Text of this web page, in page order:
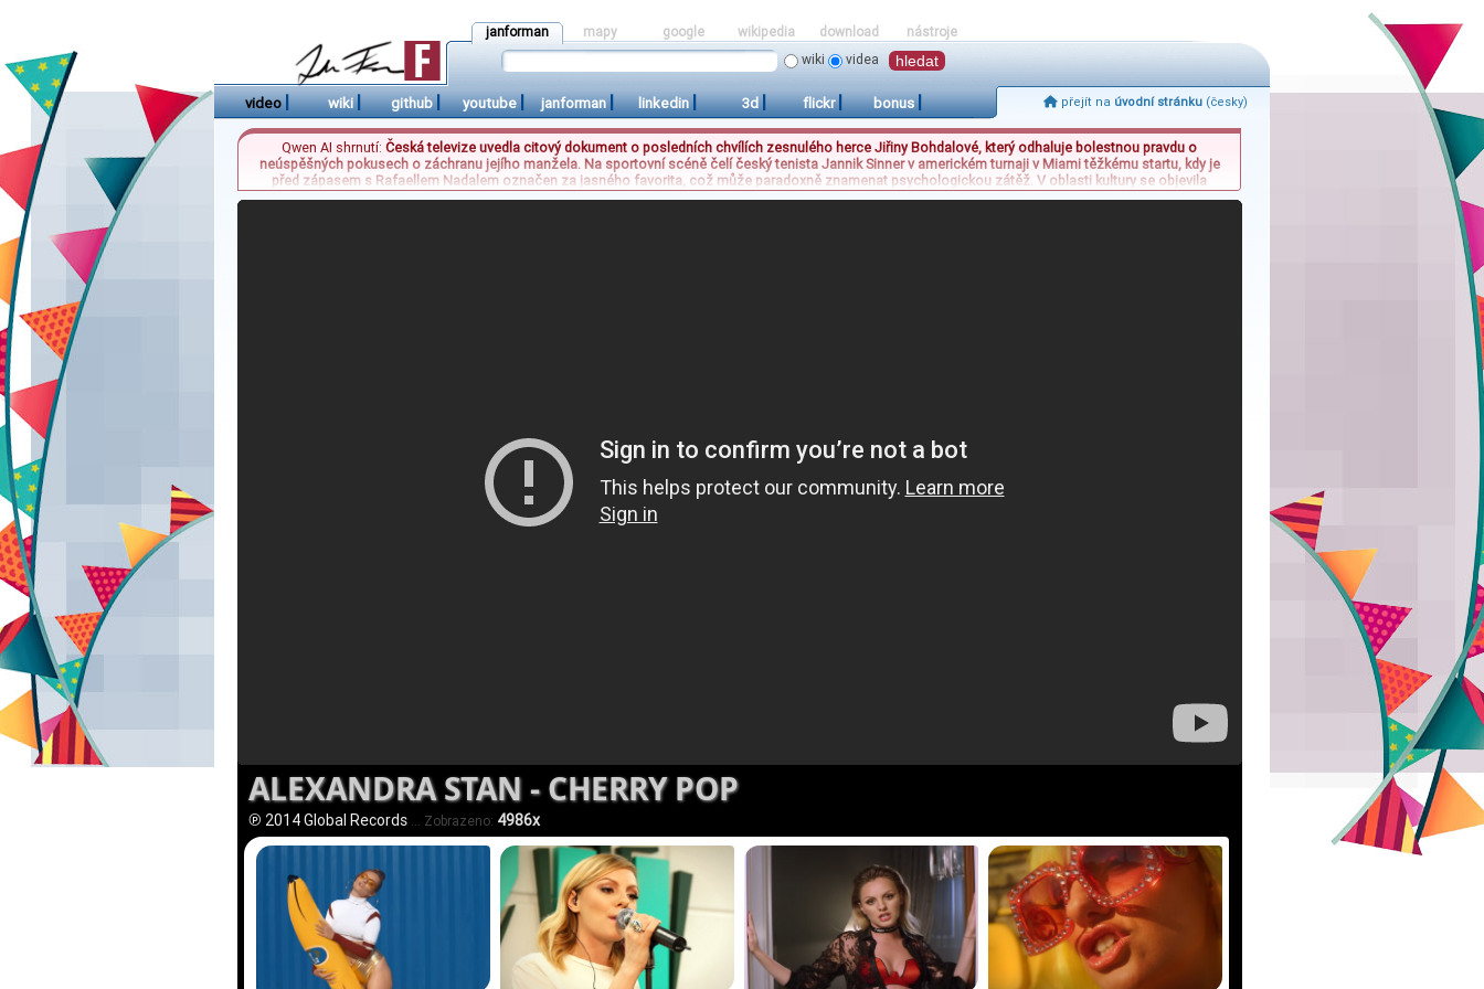
janforman
wiki
videa
mapy google wikipedia download nástroje
video | wiki | github | youtube | janforman | linkedin | 3d | flickr | bonus | přejít na úvodní stránku (česky)
Qwen AI shrnutí: Česká televize uvedla citový dokument o posledních chvílích zesnulého herce Jiřiny Bohdalové, který odhaluje bolestnou pravdu o
neúspěšných pokusech o záchranu jejího manžela. Na sportovní scéně čelí český tenista Jannik Sinner v americkém turnaji v Miami těžkému startu, kdy je
před zápasem s Rafaellem Nadalem označen za jasného favorita, což může paradoxně znamenat psychologickou zátěž. V oblasti kultury se objevila
kontroverze okolo zámku v jižních Čechách, jehož nový vlastník odmítá osobní obohacení a všechny výnosy reinvestuje do historických oprav budovy.
ALEXANDRA STAN - CHERRY POP
℗ 2014 Global Records ... Zobrazeno: 4986x